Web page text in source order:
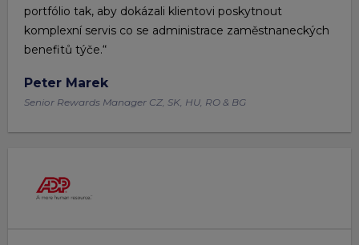
portfólio tak, aby dokázali klientovi poskytnout
komplexní servis co se administrace zaměstnaneckých
benefitů týče.“
Peter Marek
Senior Rewards Manager CZ, SK, HU, RO & BG